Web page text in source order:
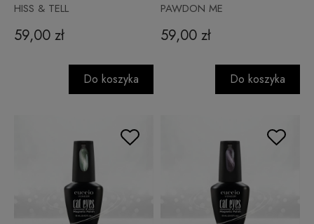
HISS & TELL
59,00 zł
Do koszyka
PAWDON ME
59,00 zł
Do koszyka